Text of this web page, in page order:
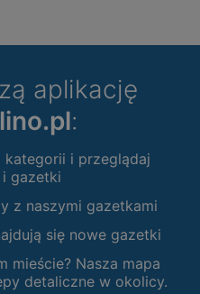
aplikację
:
kategorii i przeglądaj
gazetki
z naszymi gazetkami
się nowe gazetki
mieście? Nasza mapa
detaliczne w okolicy.